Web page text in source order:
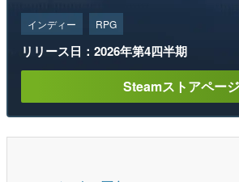
インディー RPG
リリース日：2026年第4四半期
Steamストアページ